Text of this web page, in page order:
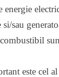
energie
sau
este cel